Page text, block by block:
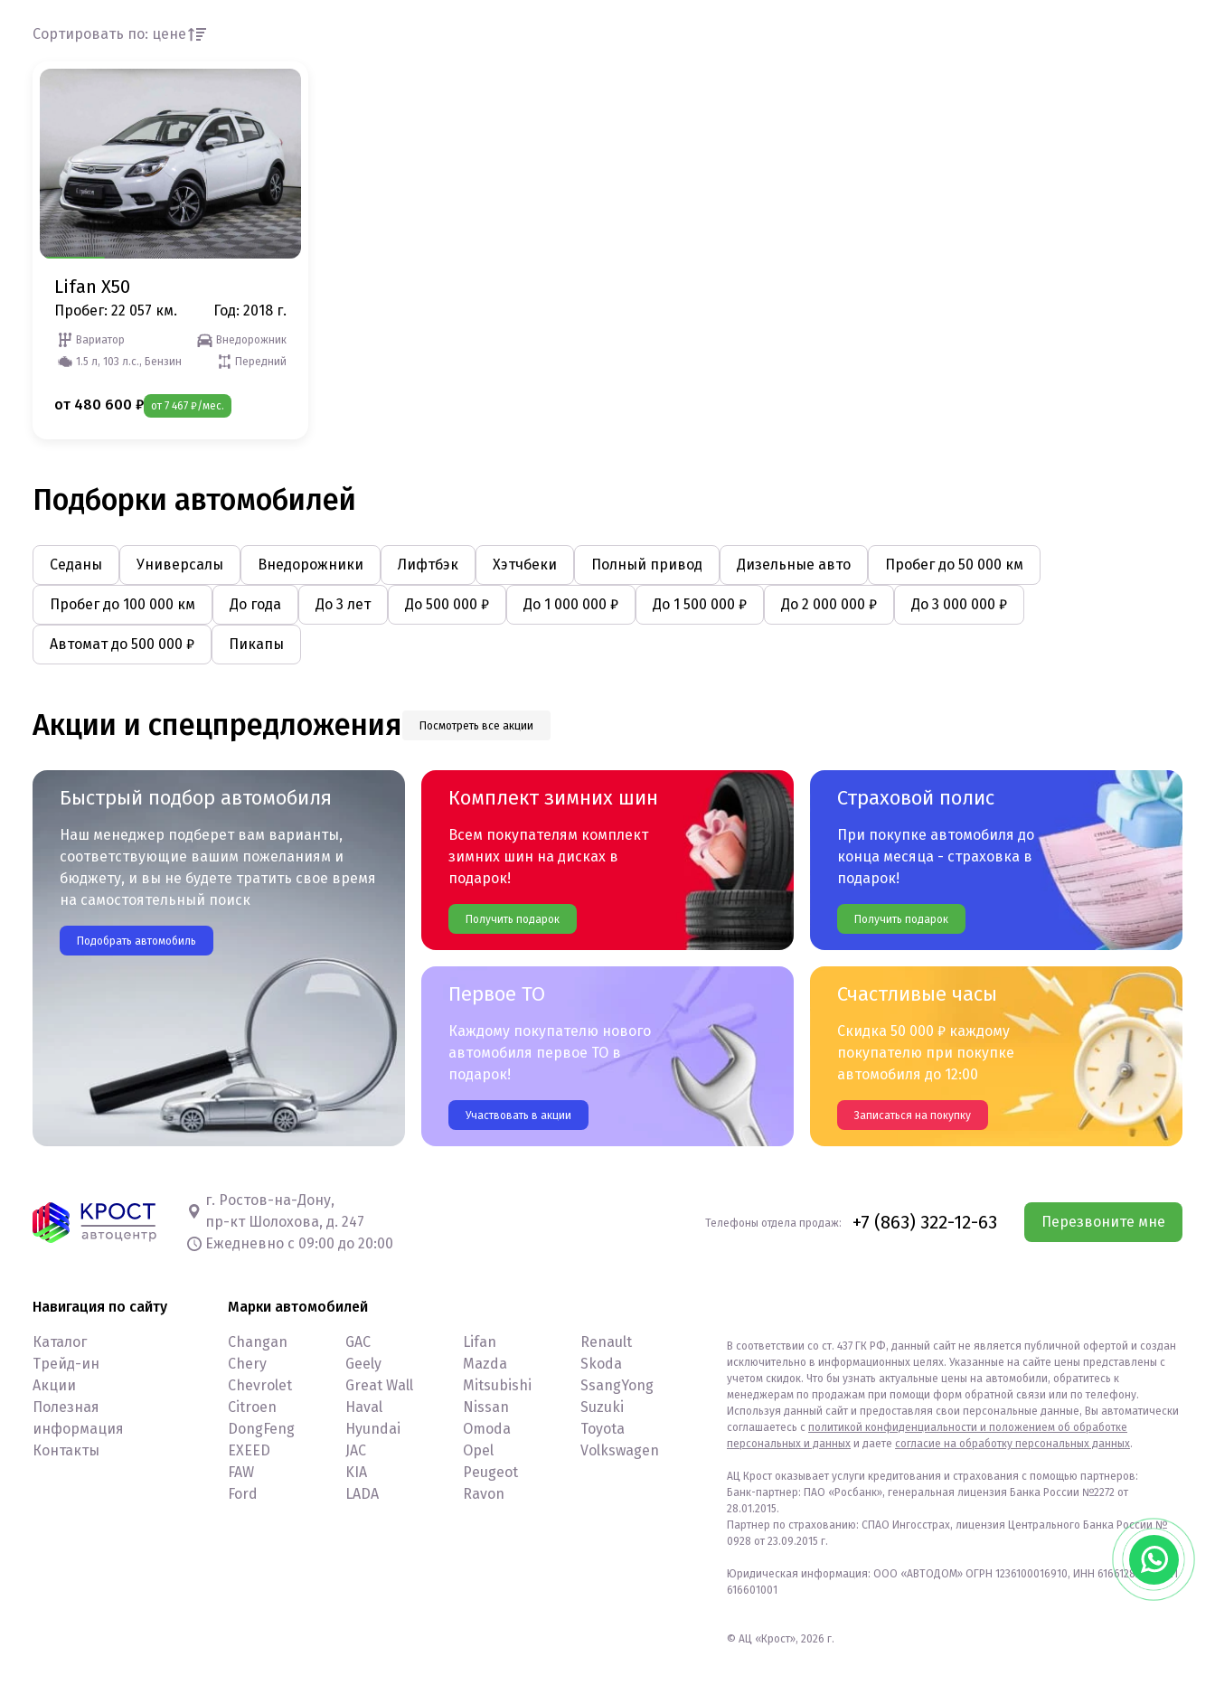
Сортировать по: цене
Lifan X50
Пробег: 22 057 км. Год: 2018 г.
Вариатор
Внедорожник
1.5 л, 103 л.с., Бензин
Передний
от 480 600 ₽ от 7 467 ₽/мес.
Подборки автомобилей
Седаны Универсалы Внедорожники Лифтбэк Хэтчбеки Полный привод Дизельные авто Пробег до 50 000 км
Пробег до 100 000 км До года До 3 лет До 500 000 ₽ До 1 000 000 ₽ До 1 500 000 ₽ До 2 000 000 ₽ До 3 000 000 ₽
Автомат до 500 000 ₽ Пикапы
Акции и спецпредложения Посмотреть все акции
Быстрый подбор автомобиля
Наш менеджер подберет вам варианты,
соответствующие вашим пожеланиям и
бюджету, и вы не будете тратить свое время
на самостоятельный поиск
Подобрать автомобиль
Комплект зимних шин
Всем покупателям комплект
зимних шин на дисках в
подарок!
Получить подарок
Страховой полис
При покупке автомобиля до
конца месяца - страховка в
подарок!
Получить подарок
Первое ТО
Каждому покупателю нового
автомобиля первое ТО в
подарок!
Участвовать в акции
Счастливые часы
Скидка 50 000 ₽ каждому
покупателю при покупке
автомобиля до 12:00
Записаться на покупку
г. Ростов-на-Дону,
пр-кт Шолохова, д. 247
Ежедневно с 09:00 до 20:00
Телефоны отдела продаж: +7 (863) 322-12-63 Перезвоните мне
Навигация по сайту
Каталог
Трейд-ин
Акции
Полезная
информация
Контакты
Марки автомобилей
Changan
Chery
Chevrolet
Citroen
DongFeng
EXEED
FAW
Ford
GAC
Geely
Great Wall
Haval
Hyundai
JAC
KIA
LADA
Lifan
Mazda
Mitsubishi
Nissan
Omoda
Opel
Peugeot
Ravon
Renault
Skoda
SsangYong
Suzuki
Toyota
Volkswagen
В соответствии со ст. 437 ГК РФ, данный сайт не является публичной офертой и создан
исключительно в информационных целях. Указанные на сайте цены представлены с
учетом скидок. Что бы узнать актуальные цены на автомобили, обратитесь к
менеджерам по продажам при помощи форм обратной связи или по телефону.
Используя данный сайт и предоставляя свои персональные данные, Вы автоматически
соглашаетесь с политикой конфиденциальности и положением об обработке
персональных и данных и даете согласие на обработку персональных данных.
АЦ Крост оказывает услуги кредитования и страхования с помощью партнеров:
Банк-партнер: ПАО «Росбанк», генеральная лицензия Банка России №2272 от
28.01.2015.
Партнер по страхованию: СПАО Ингосстрах, лицензия Центрального Банка России №
0928 от 23.09.2015 г.
Юридическая информация: ООО «АВТОДОМ» ОГРН 1236100016910, ИНН 6166128253, КПП
616601001
© АЦ «Крост», 2026 г.